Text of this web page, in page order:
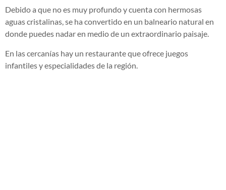
Debido a que no es muy profundo y cuenta con hermosas
aguas cristalinas, se ha convertido en un balneario natural en
donde puedes nadar en medio de un extraordinario paisaje.
En las cercanías hay un restaurante que ofrece juegos
infantiles y especialidades de la región.